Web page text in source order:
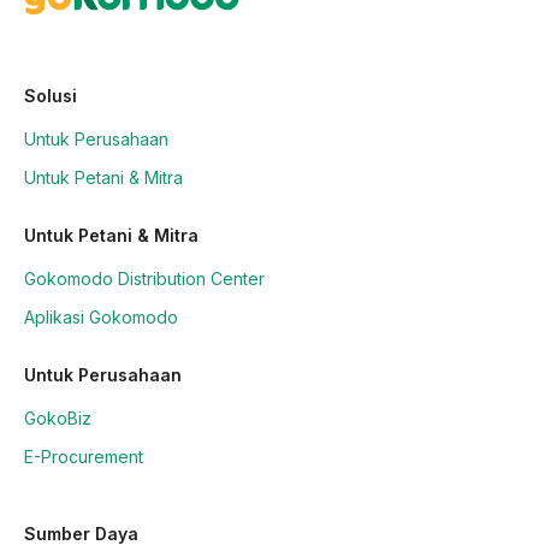
Solusi
Untuk Perusahaan
Untuk Petani & Mitra
Untuk Petani & Mitra
Gokomodo Distribution Center
Aplikasi Gokomodo
Untuk Perusahaan
GokoBiz
E-Procurement
Sumber Daya